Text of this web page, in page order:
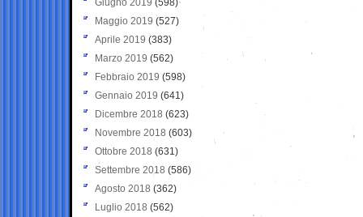
Giugno 2019 (598)
Maggio 2019 (527)
Aprile 2019 (383)
Marzo 2019 (562)
Febbraio 2019 (598)
Gennaio 2019 (641)
Dicembre 2018 (623)
Novembre 2018 (603)
Ottobre 2018 (631)
Settembre 2018 (586)
Agosto 2018 (362)
Luglio 2018 (562)